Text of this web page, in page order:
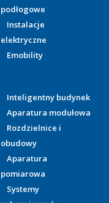
podłogowe
Instalacje
elektryczne
Emobility
Inteligentny budynek
Aparatura modułowa
Rozdzielnice i
obudowy
Aparatura
pomiarowa
Systemy